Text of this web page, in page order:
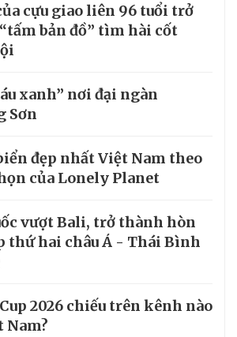
cựu giao liên 96 tuổi trở
bản đồ” tìm hài cốt
xanh” nơi đại ngàn
Sơn
đẹp nhất Việt Nam theo
của Lonely Planet
vượt Bali, trở thành hòn
thứ hai châu Á - Thái Bình
2026 chiếu trên kênh nào
Nam?